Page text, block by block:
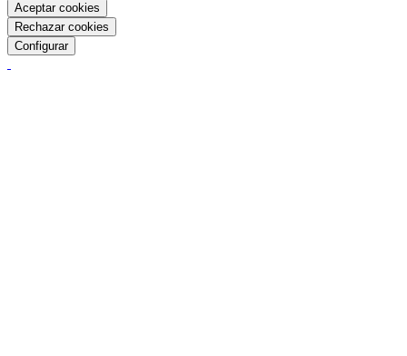
Aceptar cookies
Rechazar cookies
Configurar